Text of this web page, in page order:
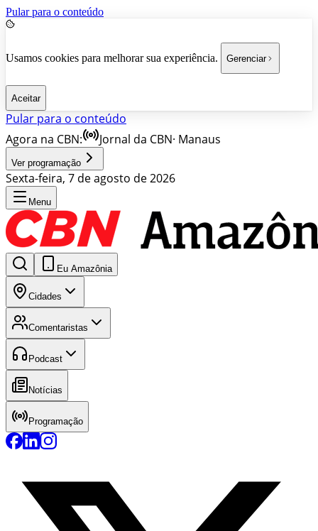
Pular para o conteúdo
Usamos cookies para melhorar sua experiência. Gerenciar
Aceitar
Pular para o conteúdo
Agora na CBN:
Jornal da CBN· Manaus
Ver programação
Sexta-feira, 7 de agosto de 2026
Menu
Eu Amazônia
Cidades
Comentaristas
Podcast
Notícias
Programação